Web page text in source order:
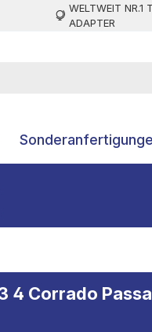
WELTWEIT NR.1
ADAPTER
Corrado